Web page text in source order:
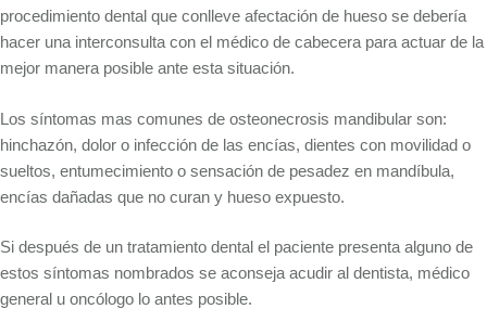
procedimiento dental que conlleve afectación de hueso se debería
hacer una interconsulta con el médico de cabecera para actuar de la
mejor manera posible ante esta situación.
Los síntomas mas comunes de osteonecrosis mandibular son:
hinchazón, dolor o infección de las encías, dientes con movilidad o
sueltos, entumecimiento o sensación de pesadez en mandíbula,
encías dañadas que no curan y hueso expuesto.
Si después de un tratamiento dental el paciente presenta alguno de
estos síntomas nombrados se aconseja acudir al dentista, médico
general u oncólogo lo antes posible.